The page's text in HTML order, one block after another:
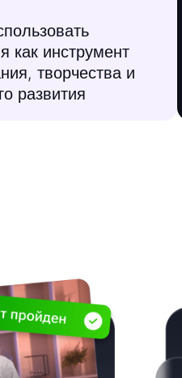
как инструмент
творчества и
развития